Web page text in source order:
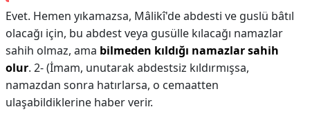
Evet. Hemen yıkamazsa, Mâlikî'de abdesti ve guslü bâtıl
olacağı için, bu abdest veya gusülle kılacağı namazlar
sahih olmaz, ama bilmeden kıldığı namazlar sahih
olur. 2- (İmam, unutarak abdestsiz kıldırmışsa,
namazdan sonra hatırlarsa, o cemaatten
ulaşabildiklerine haber verir.